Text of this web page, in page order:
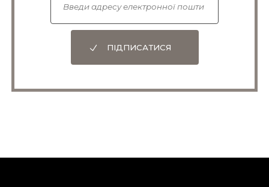
ПІДПИСАТИСЯ